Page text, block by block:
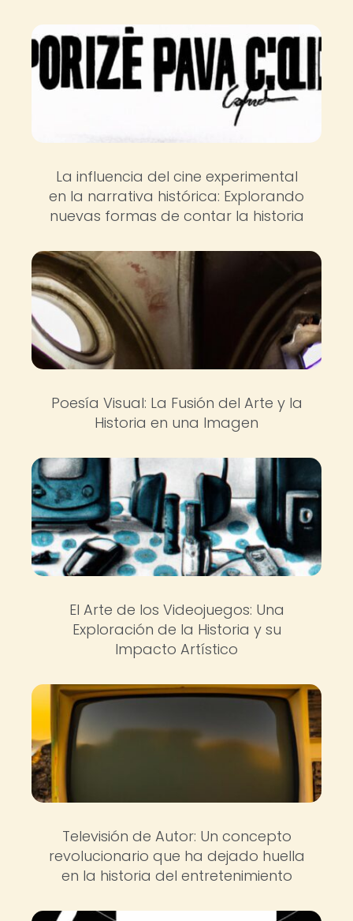
La influencia del cine experimental
en la narrativa histórica: Explorando
nuevas formas de contar la historia
Poesía Visual: La Fusión del Arte y la
Historia en una Imagen
El Arte de los Videojuegos: Una
Exploración de la Historia y su
Impacto Artístico
Televisión de Autor: Un concepto
revolucionario que ha dejado huella
en la historia del entretenimiento